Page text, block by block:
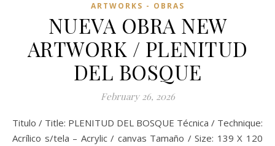
ARTWORKS - OBRAS
NUEVA OBRA NEW
ARTWORK / PLENITUD
DEL BOSQUE
February 26, 2026
Titulo / Title: PLENITUD DEL BOSQUE Técnica / Technique:
Acrílico s/tela – Acrylic / canvas Tamaño / Size: 139 X 120